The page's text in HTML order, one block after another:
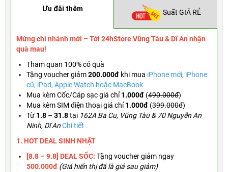
Ưu đãi thêm Suất GIÁ RẺ
Mừng chi nhánh mới – Tới 24hStore Vũng Tàu & Dĩ An nhận
quà mau!
Tham quan 100% có quà
Tặng vouchergiảm200.000đ khi mua iPhone mới, iPhone
cũ, iPad, Apple Watch hoặc MacBook
Mua kèm Cốc/Cáp sạc giá chỉ1.000đ (490.000đ)
Mua kèm SIM điện thoại giá chỉ1.000đ (399.000đ)
Từ 1.8 – 31.8tại 162A Ba Cu, Vũng Tàu & 70 Nguyễn An
Ninh, Dĩ AnChi tiết
1. HOT DEAL SINH NHẬT
[8.8 – 9.8] DEAL SỐC: Tặng voucher giảm ngay
500.000đ (Giá hiển thị đã là giá sau giảm)